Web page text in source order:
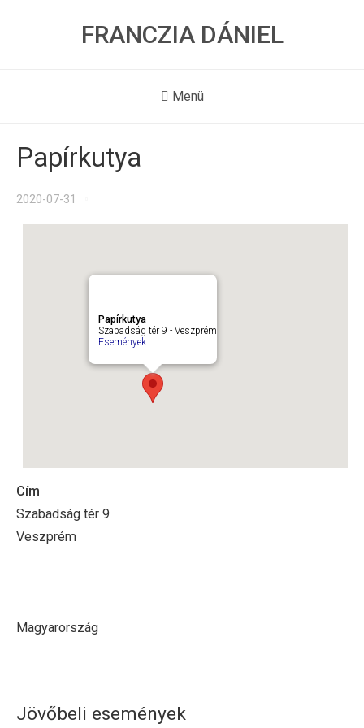
FRANCZIA DÁNIEL
Menü
Papírkutya
2020-07-31
Papírkutya
Szabadság tér 9 - Veszprém
Események
Cím
Szabadság tér 9
Veszprém
Magyarország
Jövőbeli események